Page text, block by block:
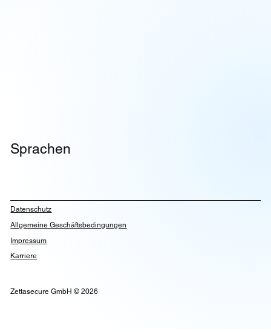
Sprachen
Datenschutz
Allgemeine Geschäftsbedingungen
Impressum
Karriere
Zettasecure GmbH © 2026